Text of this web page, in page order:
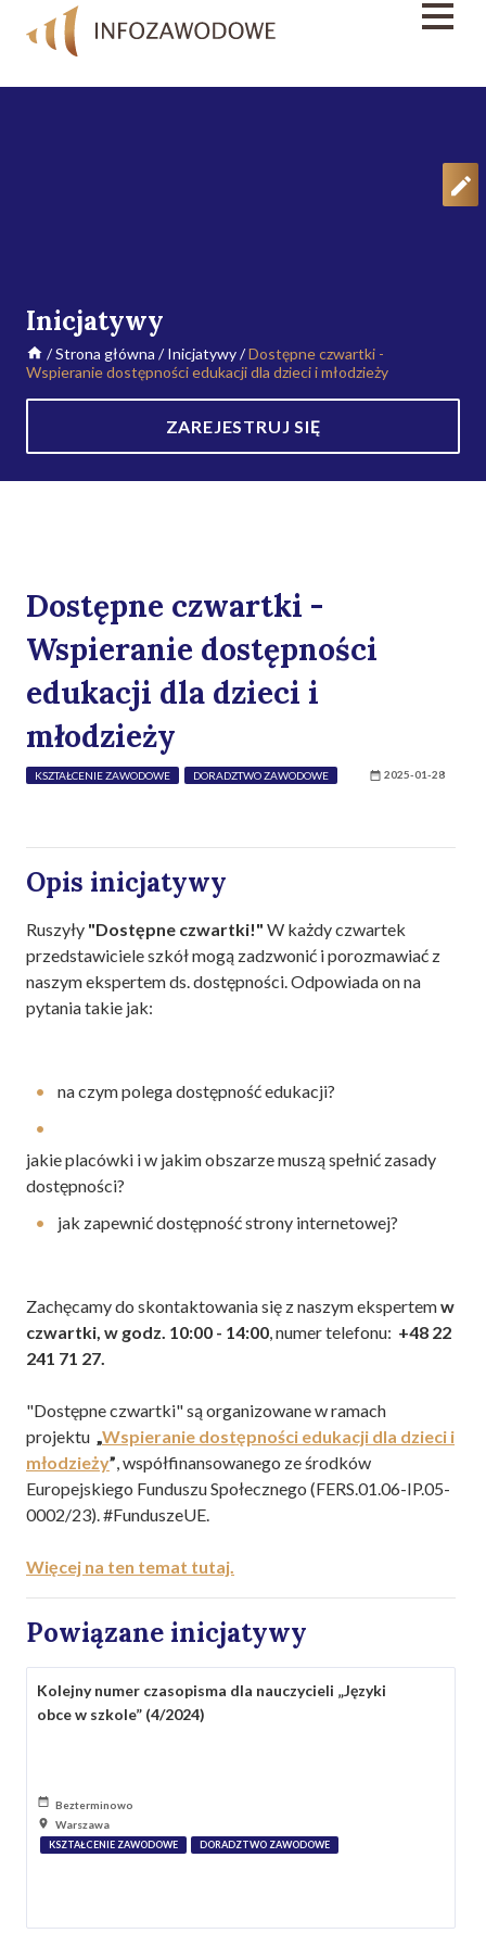
Inicjatywy
/Strona główna /Inicjatywy/Dostępne czwartki -
Wspieranie dostępności edukacji dla dzieci i młodzieży
ZAREJESTRUJ SIĘ
Dostępne czwartki -
Wspieranie dostępności
edukacji dla dzieci i
młodzieży
KSZTAŁCENIE ZAWODOWE DORADZTWO ZAWODOWE 2025-01-28
Opis inicjatywy
Ruszyły "Dostępne czwartki!" W każdy czwartek
przedstawiciele szkół mogą zadzwonić i porozmawiać z
naszym ekspertem ds. dostępności. Odpowiada on na
pytania takie jak:
na czym polega dostępność edukacji?
jakie placówki i w jakim obszarze muszą spełnić zasady
dostępności?
jak zapewnić dostępność strony internetowej?
Zachęcamy do skontaktowania się z naszym ekspertemw
czwartki, w godz. 10:00 - 14:00, numer telefonu: +48 22
241 71 27.
"Dostępne czwartki" są organizowane w ramach
projektu „Wspieranie dostępności edukacji dla dzieci i
młodzieży”, współfinansowanego ze środków
Europejskiego Funduszu Społecznego (FERS.01.06-IP.05-
0002/23). #FunduszeUE.
Więcej na ten temat tutaj.
Powiązane inicjatywy
Kolejny numer czasopisma dla nauczycieli „Języki
obce w szkole” (4/2024)
Bezterminowo
Warszawa
KSZTAŁCENIE ZAWODOWE DORADZTWO ZAWODOWE